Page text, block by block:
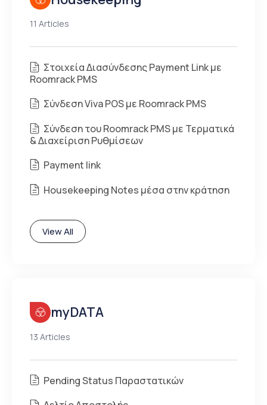
11 Articles
Στοιχεία Διασύνδεσης Payment Link με
Roomrack PMS
Σύνδεση Viva POS με Roomrack PMS
Σύνδεση του Roomrack PMS με Τερματικά
& Διαχείριση Ρυθμίσεων
Payment link
Housekeeping Notes μέσα στην κράτηση
View All
myDATA
13 Articles
Pending Status Παραστατικών